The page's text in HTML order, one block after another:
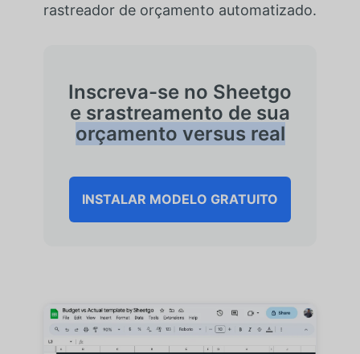
rastreador de orçamento automatizado.
Inscreva-se no Sheetgo
e srastreamento de sua
orçamento versus real
INSTALAR MODELO GRATUITO